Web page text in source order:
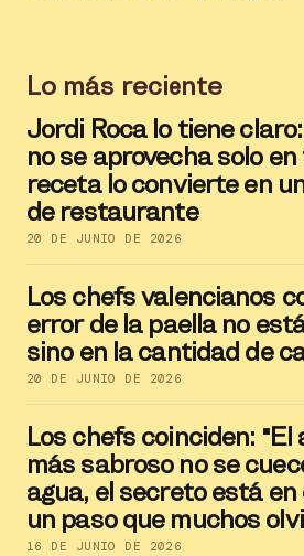
Lo más reciente
Jordi Roca lo tiene
no se aprovecha solo
receta lo convierte en
de restaurante
20 DE JUNIO DE 2026
Los chefs valencianos
error de la paella no
sino en la cantidad de
20 DE JUNIO DE 2026
Los chefs coinciden: "El
más sabroso no se
agua, el secreto está en
un paso que muchos
16 DE JUNIO DE 2026